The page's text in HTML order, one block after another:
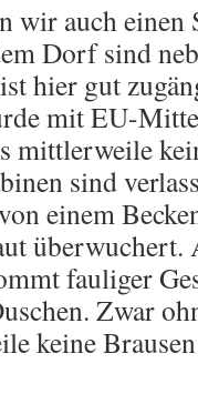
wir auch
Dorf sind
hier gut
mit EU-
mittlerweile
sind
einem
überwuchert.
fauliger
Zwar
keine